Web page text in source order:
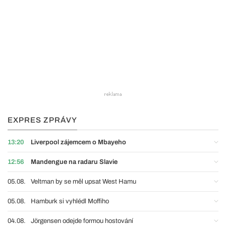
EXPRES ZPRÁVY
13:20 Liverpool zájemcem o Mbayeho
12:56 Mandengue na radaru Slavie
05.08. Veltman by se měl upsat West Hamu
05.08. Hamburk si vyhlédl Moffiho
04.08. Jörgensen odejde formou hostování